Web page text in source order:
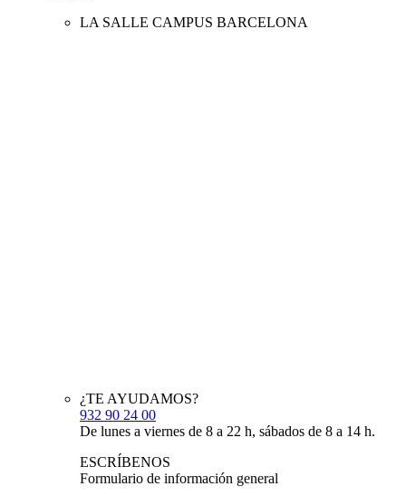
LA SALLE CAMPUS BARCELONA
¿TE AYUDAMOS?
932 90 24 00
De lunes a viernes de 8 a 22 h, sábados de 8 a 14 h.
ESCRÍBENOS
Formulario de información general